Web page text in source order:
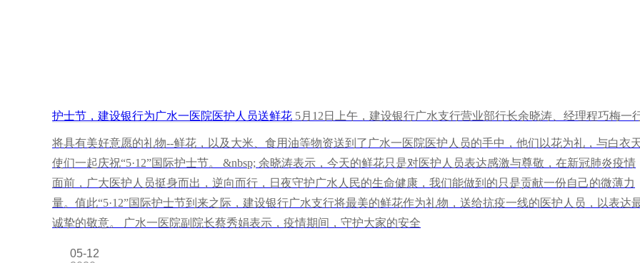
护士节，建设银行为广水一医院医护人员送鲜花 5月12日上午，建设银行广水支行营业部行长余晓涛、经理程巧梅一
将具有美好意愿的礼物--鲜花，以及大米、食用油等物资送到了广水一医院医护人员的手中，他们以花为礼，与白衣
使们一起庆祝“5·12”国际护士节。 &nbsp; 余晓涛表示，今天的鲜花只是对医护人员表达感激与尊敬，在新冠肺炎疫情
面前，广大医护人员挺身而出，逆向而行，日夜守护广水人民的生命健康，我们能做到的只是贡献一份自己的微薄力
量。值此“5·12”国际护士节到来之际，建设银行广水支行将最美的鲜花作为礼物，送给抗疫一线的医护人员，以表达
诚挚的敬意。 广水一医院副院长蔡秀娟表示，疫情期间，守护大家的安全
05-12